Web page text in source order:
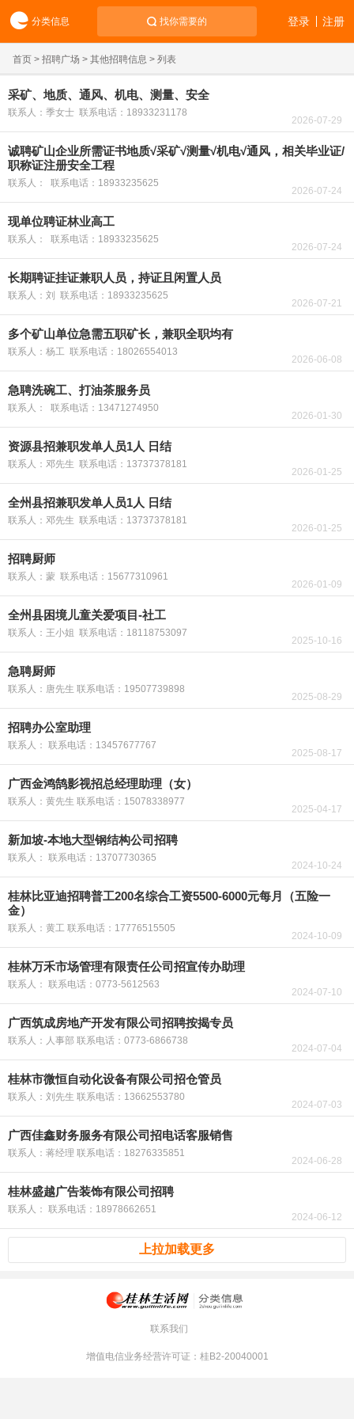
分类信息 找你需要的 注册
登录
首页 > 招聘广场 > 其他招聘信息 > 列表
采矿、地质、通风、机电、测量、安全
联系人：季女士 联系电话：18933231178
2026-07-29
诚聘矿山企业所需证书地质√采矿√测量√机电√通风，相关毕业证/
职称证注册安全工程
联系人： 联系电话：18933235625
2026-07-24
现单位聘证林业高工
联系人： 联系电话：18933235625
2026-07-24
长期聘证挂证兼职人员，持证且闲置人员
联系人：刘 联系电话：18933235625
2026-07-21
多个矿山单位急需五职矿长，兼职全职均有
联系人：杨工 联系电话：18026554013
2026-06-08
急聘洗碗工、打油茶服务员
联系人： 联系电话：13471274950
2026-01-30
资源县招兼职发单人员1人 日结
联系人：邓先生 联系电话：13737378181
2026-01-25
全州县招兼职发单人员1人 日结
联系人：邓先生 联系电话：13737378181
2026-01-25
招聘厨师
联系人：蒙 联系电话：15677310961
2026-01-09
全州县困境儿童关爱项目-社工
联系人：王小姐 联系电话：18118753097
2025-10-16
急聘厨师
联系人：唐先生 联系电话：19507739898
2025-08-29
招聘办公室助理
联系人： 联系电话：13457677767
2025-08-17
广西金鸿鹄影视招总经理助理（女）
联系人：黄先生 联系电话：15078338977
2025-04-17
新加坡-本地大型钢结构公司招聘
联系人： 联系电话：13707730365
2024-10-24
桂林比亚迪招聘普工200名综合工资5500-6000元每月（五险一
金）
联系人：黄工 联系电话：17776515505
2024-10-09
桂林万禾市场管理有限责任公司招宣传办助理
联系人： 联系电话：0773-5612563
2024-07-10
广西筑成房地产开发有限公司招聘按揭专员
联系人：人事部 联系电话：0773-6866738
2024-07-04
桂林市微恒自动化设备有限公司招仓管员
联系人：刘先生 联系电话：13662553780
2024-07-03
广西佳鑫财务服务有限公司招电话客服销售
联系人：蒋经理 联系电话：18276335851
2024-06-28
桂林盛越广告装饰有限公司招聘
联系人： 联系电话：18978662651
2024-06-12
上拉加载更多
联系我们
增值电信业务经营许可证：桂B2-20040001